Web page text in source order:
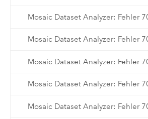
Mosaic Dataset Analyzer: Fehler
Mosaic Dataset Analyzer: Fehler
Mosaic Dataset Analyzer: Fehler
Mosaic Dataset Analyzer: Fehler
Mosaic Dataset Analyzer: Fehler